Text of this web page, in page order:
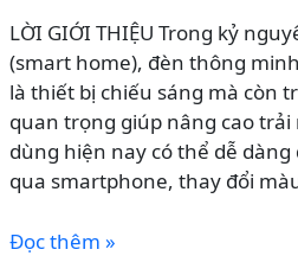
Từ
Selfie
Stick
Đơn
Giản
Đến
Nghệ
LỜI GIỚI THIỆU Trong kỷ
(smart home), đèn thông
là thiết bị chiếu sáng mà còn
quan trọng giúp nâng cao
dùng hiện nay có thể dễ
qua smartphone, thay đổi
Top
Đọc thêm »